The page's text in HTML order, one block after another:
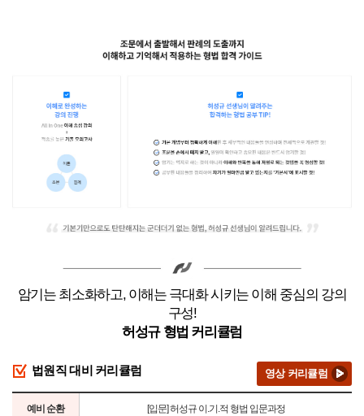
암기는 최소화하고, 이해는 극대화 시키는 이해 중심의 강의
구성!
허성규 형법 커리큘럼
법원직 대비 커리큘럼 영상 커리큘럼
예비 순환 [입문] 허성규 이.기.적 형법 입문과정